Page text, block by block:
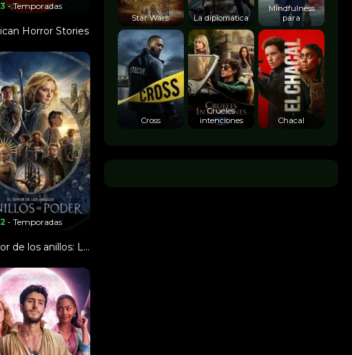
3- Temporadas
Horror Stories
2 - Temporadas
El señor de los anillos: Los anillos de poder
Star Wars: La diplomática
Mindfulness
para
Cross
Crueles
intenciones
Chacal